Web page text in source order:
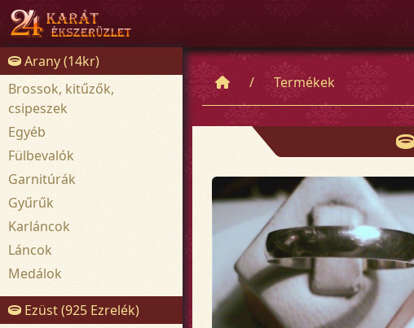
Arany (14kr)
Brossok, kitűzők,
csipeszek
Egyéb
Fülbevalók
Garnitúrák
Gyűrűk
Karláncok
Láncok
Medálok
Ezüst (925 Ezrelék)
Termékek